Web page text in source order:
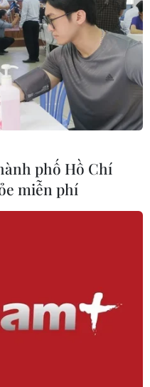
phố Hồ Chí
miễn phí